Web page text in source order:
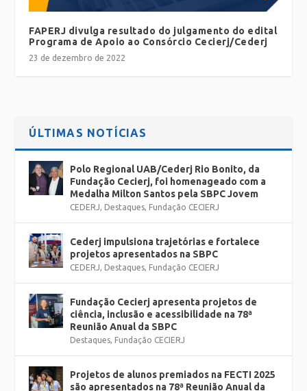
FAPERJ divulga resultado do julgamento do edital
Programa de Apoio ao Consórcio Cecierj/Cederj
23 de dezembro de 2022
ÚLTIMAS NOTÍCIAS
Polo Regional UAB/Cederj Rio Bonito, da
Fundação Cecierj, foi homenageado com a
Medalha Milton Santos pela SBPC Jovem
CEDERJ, Destaques, Fundação CECIERJ
Cederj impulsiona trajetórias e fortalece
projetos apresentados na SBPC
CEDERJ, Destaques, Fundação CECIERJ
Fundação Cecierj apresenta projetos de
ciência, inclusão e acessibilidade na 78ª
Reunião Anual da SBPC
Destaques, Fundação CECIERJ
Projetos de alunos premiados na FECTI 2025
são apresentados na 78ª Reunião Anual da